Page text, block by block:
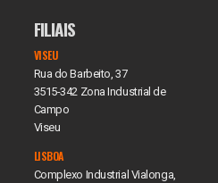
FILIAIS
VISEU
Rua do Barbeito, 37
3515-342 Zona Industrial de
Campo
Viseu
LISBOA
Complexo Industrial Vialonga,